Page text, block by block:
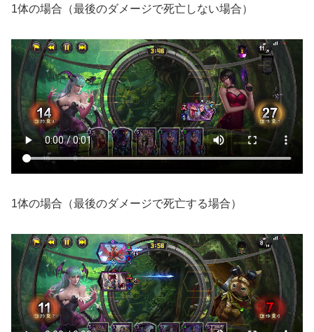
1体の場合（最後のダメージで死亡しない場合）
1体の場合（最後のダメージで死亡する場合）